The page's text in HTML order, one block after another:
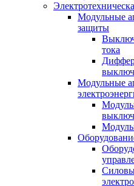
Модульные
защиты
тока
Модульные